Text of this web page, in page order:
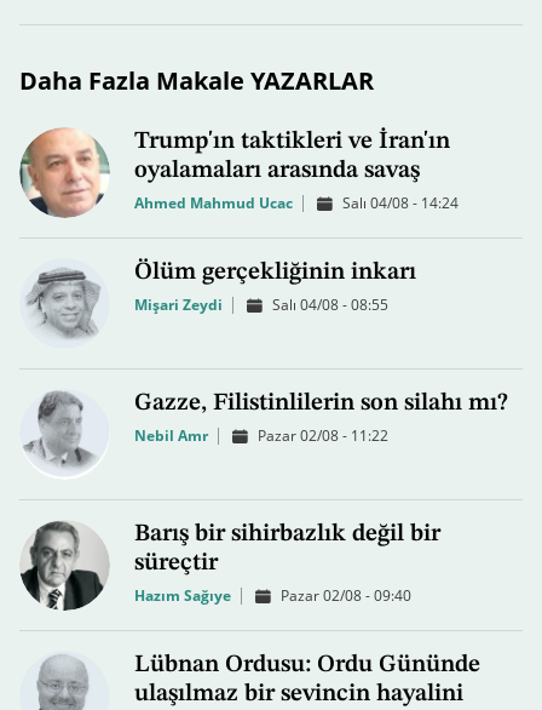
Daha Fazla Makale YAZARLAR
Trump'ın taktikleri ve İran'ın
oyalamaları arasında savaş
Ahmed Mahmud Ucac Salı 04/08 - 14:24
Ölüm gerçekliğinin inkarı
Mişari Zeydi Salı 04/08 - 08:55
Gazze, Filistinlilerin son silahı mı?
Nebil Amr Pazar 02/08 - 11:22
Barış bir sihirbazlık değil bir
süreçtir
Hazım Sağıye Pazar 02/08 - 09:40
Lübnan Ordusu: Ordu Gününde
ulaşılmaz bir sevincin hayalini